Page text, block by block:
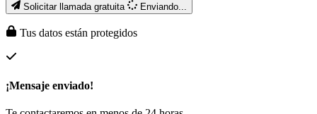
Solicitar llamada gratuita Enviando...
Tus datos están protegidos
¡Mensaje enviado!